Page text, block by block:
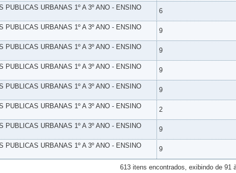
PUBLICAS URBANAS 1º A 3º ANO - ENSINO
6
PUBLICAS URBANAS 1º A 3º ANO - ENSINO
9
PUBLICAS URBANAS 1º A 3º ANO - ENSINO
9
PUBLICAS URBANAS 1º A 3º ANO - ENSINO
9
PUBLICAS URBANAS 1º A 3º ANO - ENSINO
9
PUBLICAS URBANAS 1º A 3º ANO - ENSINO
2
PUBLICAS URBANAS 1º A 3º ANO - ENSINO
9
PUBLICAS URBANAS 1º A 3º ANO - ENSINO
9
613 itens encontrados, exibindo de 91